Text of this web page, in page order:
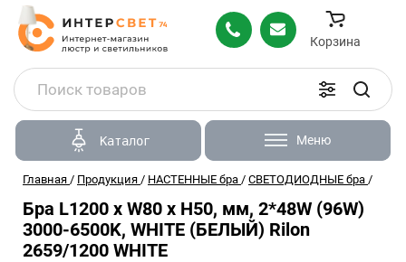
Корзина
Каталог Меню
Главная / Продукция / НАСТЕННЫЕ бра / СВЕТОДИОДНЫЕ бра /
Бра L1200 x W80 x H50, мм, 2*48W (96W)
3000-6500K, WHITE (БЕЛЫЙ) Rilon
2659/1200 WHITE